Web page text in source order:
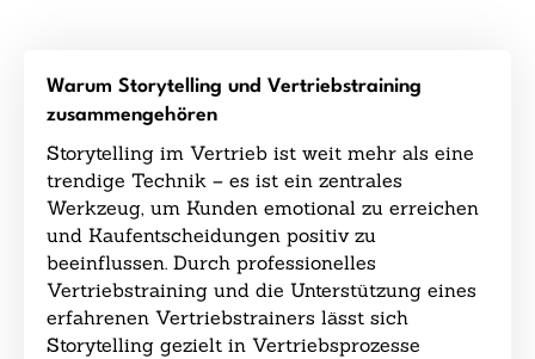
Warum Storytelling und Vertriebstraining
zusammengehören
Storytelling im Vertrieb ist weit mehr als eine
trendige Technik – es ist ein zentrales
Werkzeug, um Kunden emotional zu erreichen
und Kaufentscheidungen positiv zu
beeinflussen. Durch professionelles
Vertriebstraining und die Unterstützung eines
erfahrenen Vertriebstrainers lässt sich
Storytelling gezielt in Vertriebsprozesse